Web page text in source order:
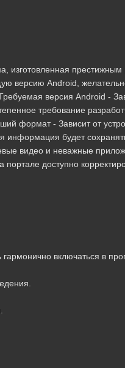
изготовленная
версию Android,
версия Android -
требование
формат - Зависит от
информация будет
видео и неважные
портале доступно
включаться в